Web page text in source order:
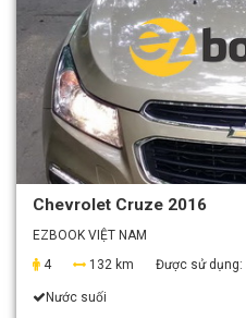
Chevrolet Cruze 2016
EZBOOK VIỆT NAM
4
132 km Được sử dụng:
Nước suối